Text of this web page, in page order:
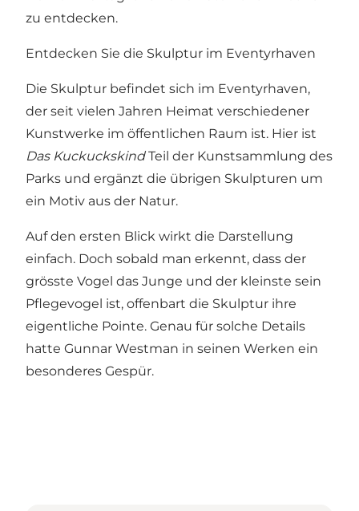
zu entdecken.
Entdecken Sie die Skulptur im Eventyrhaven
Die Skulptur befindet sich im Eventyrhaven,
der seit vielen Jahren Heimat verschiedener
Kunstwerke im öffentlichen Raum ist. Hier ist
Das KuckuckskindTeil der Kunstsammlung des
Parks und ergänzt die übrigen Skulpturen um
ein Motiv aus der Natur.
Auf den ersten Blick wirkt die Darstellung
einfach. Doch sobald man erkennt, dass der
grösste Vogel das Junge und der kleinste sein
Pflegevogel ist, offenbart die Skulptur ihre
eigentliche Pointe. Genau für solche Details
hatte Gunnar Westman in seinen Werken ein
besonderes Gespür.